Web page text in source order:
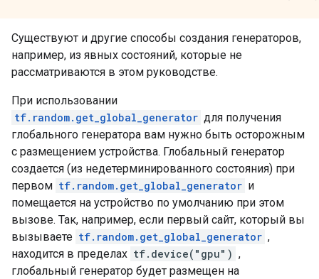
Существуют и другие способы создания генераторов,
например, из явных состояний, которые не
рассматриваются в этом руководстве.
При использовании
tf.random.get_global_generator для получения
глобального генератора вам нужно быть осторожным
с размещением устройства. Глобальный генератор
создается (из недетерминированного состояния) при
первом tf.random.get_global_generator и
помещается на устройство по умолчанию при этом
вызове. Так, например, если первый сайт, который вы
вызываете tf.random.get_global_generator ,
находится в пределах tf.device("gpu") ,
глобальный генератор будет размещен на